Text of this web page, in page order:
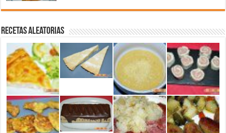
Recetas aleatorias